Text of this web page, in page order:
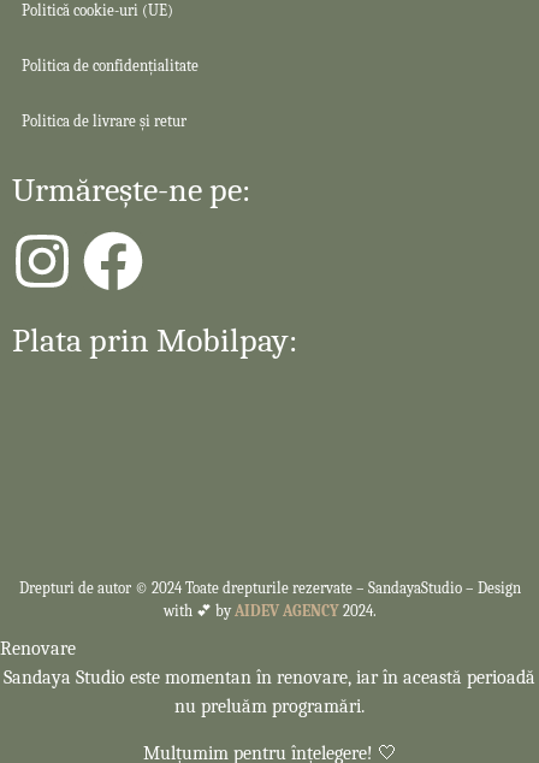
Politică cookie-uri (UE)
Politica de confidențialitate
Politica de livrare și retur
Urmărește-ne pe:
Plata prin Mobilpay:
Drepturi de autor © 2024 Toate drepturile rezervate – SandayaStudio – Design
with 💕 byAIDEV AGENCY2024.
Renovare
Sandaya Studio este momentan în renovare, iar în această perioadă
nu preluăm programări.
Mulțumim pentru înțelegere! 🤍